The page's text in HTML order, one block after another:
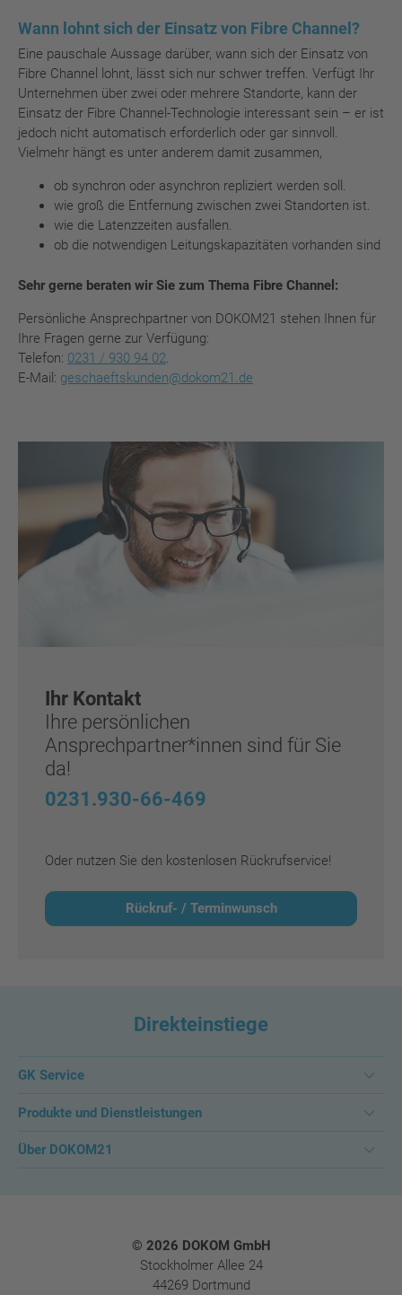
Wann lohnt sich der Einsatz von Fibre Channel?
Eine pauschale Aussage darüber, wann sich der Einsatz von
Fibre Channel lohnt, lässt sich nur schwer treffen. Verfügt Ihr
Unternehmen über zwei oder mehrere Standorte, kann der
Einsatz der Fibre Channel-Technologie interessant sein – er ist
jedoch nicht automatisch erforderlich oder gar sinnvoll.
Vielmehr hängt es unter anderem damit zusammen,
ob synchron oder asynchron repliziert werden soll.
wie groß die Entfernung zwischen zwei Standorten ist.
wie die Latenzzeiten ausfallen.
ob die notwendigen Leitungskapazitäten vorhanden sind
Sehr gerne beraten wir Sie zum Thema Fibre Channel:
Persönliche Ansprechpartner von DOKOM21 stehen Ihnen für
Ihre Fragen gerne zur Verfügung:
Telefon: 0231 / 930 94 02.
E-Mail: geschaeftskunden@dokom21.de
Ihr Kontakt
Ihre persönlichen
Ansprechpartner*innen sind für Sie
da!
0231.930-66-469
Oder nutzen Sie den kostenlosen Rückrufservice!
Rückruf- / Terminwunsch
Direkteinstiege
GK Service
Produkte und Dienstleistungen
Über DOKOM21
Footer
© 2026 DOKOM GmbH
Stockholmer Allee 24
44269 Dortmund